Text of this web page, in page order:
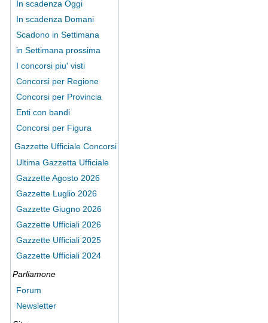
In scadenza Oggi
In scadenza Domani
Scadono in Settimana
in Settimana prossima
I concorsi piu' visti
Concorsi per Regione
Concorsi per Provincia
Enti con bandi
Concorsi per Figura
Gazzette Ufficiale Concorsi
Ultima Gazzetta Ufficiale
Gazzette Agosto 2026
Gazzette Luglio 2026
Gazzette Giugno 2026
Gazzette Ufficiali 2026
Gazzette Ufficiali 2025
Gazzette Ufficiali 2024
Parliamone
Forum
Newsletter